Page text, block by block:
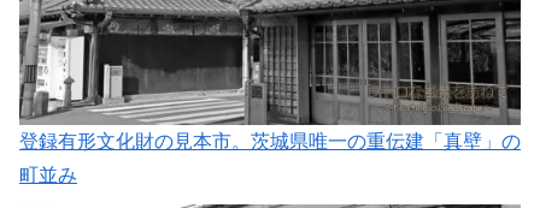
登録有形文化財の見本市。茨城県唯一の重伝建「真壁」の
町並み